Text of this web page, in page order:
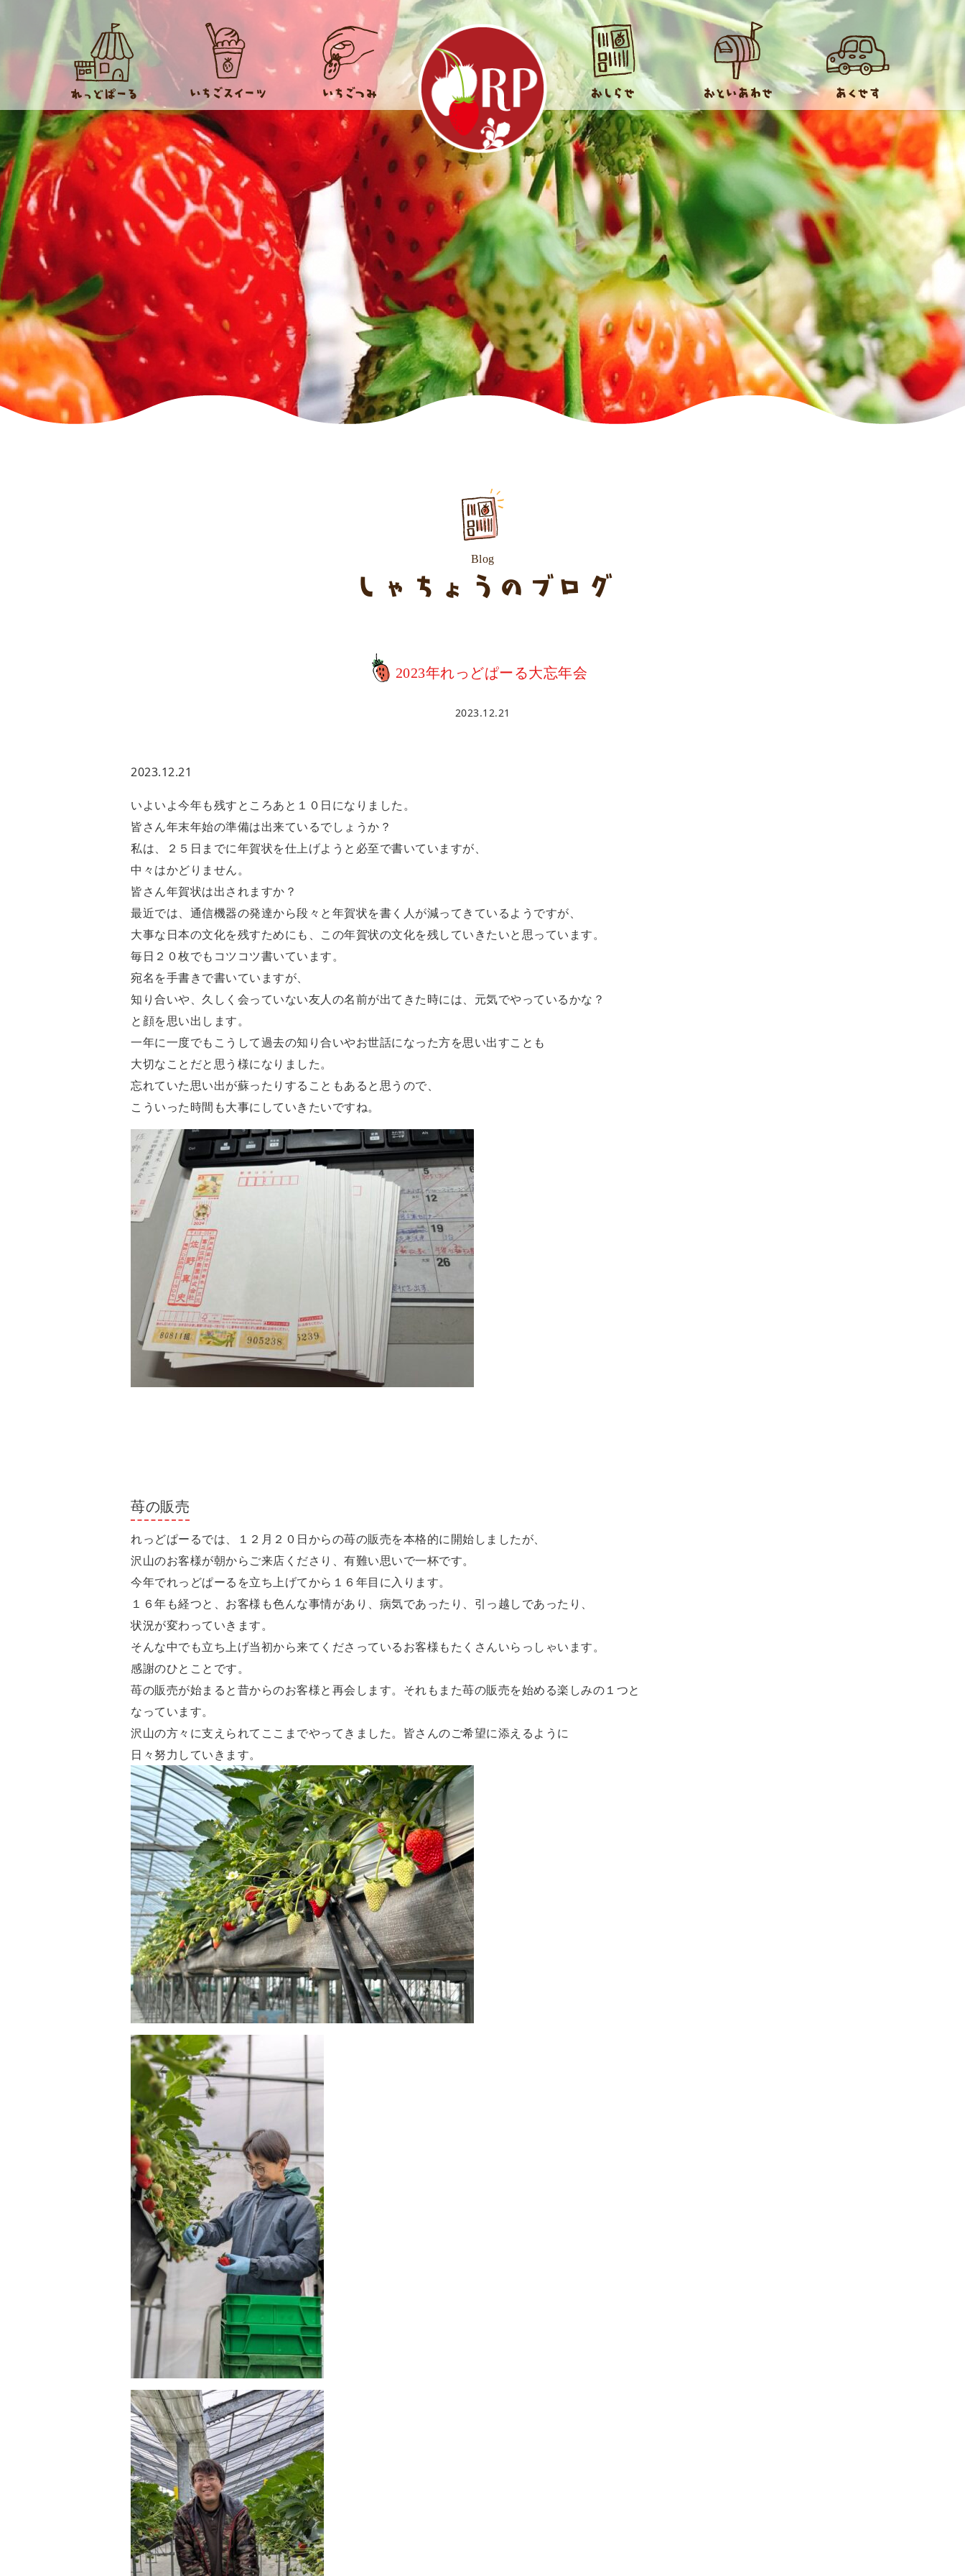
Blog
しゃちょうのブログ
2023年れっどぱーる大忘年会
2023.12.21
2023.12.21
いよいよ今年も残すところあと１０日になりました。
皆さん年末年始の準備は出来ているでしょうか？
私は、２５日までに年賀状を仕上げようと必至で書いていますが、
中々はかどりません。
皆さん年賀状は出されますか？
最近では、通信機器の発達から段々と年賀状を書く人が減ってきているようですが、
大事な日本の文化を残すためにも、この年賀状の文化を残していきたいと思っています。
毎日２０枚でもコツコツ書いています。
宛名を手書きで書いていますが、
知り合いや、久しく会っていない友人の名前が出てきた時には、元気でやっているかな？
と顔を思い出します。
一年に一度でもこうして過去の知り合いやお世話になった方を思い出すことも
大切なことだと思う様になりました。
忘れていた思い出が蘇ったりすることもあると思うので、
こういった時間も大事にしていきたいですね。
苺の販売
れっどぱーるでは、１２月２０日からの苺の販売を本格的に開始しましたが、
沢山のお客様が朝からご来店くださり、有難い思いで一杯です。
今年でれっどぱーるを立ち上げてから１６年目に入ります。
１６年も経つと、お客様も色んな事情があり、病気であったり、引っ越しであったり、
状況が変わっていきます。
そんな中でも立ち上げ当初から来てくださっているお客様もたくさんいらっしゃいます。
感謝のひとことです。
苺の販売が始まると昔からのお客様と再会します。それもまた苺の販売を始める楽しみの１つと
なっています。
沢山の方々に支えられてここまでやってきました。皆さんのご希望に添えるように
日々努力していきます。